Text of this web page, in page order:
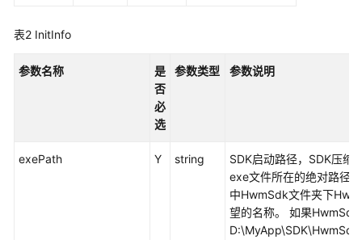
快
入
员
表2 InitInfo
参数名称
是
否
必
选
参数类型 参数说明
exePath Y string
SDK启动路径，SDK压缩
exe文件所在的绝对路径
中HwmSdk文件夹下
望的名称。 如果